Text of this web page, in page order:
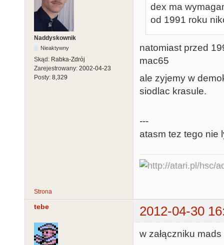
Naddyskownik
Nieaktywny
Skąd: Rabka-Zdrój
Zarejestrowany: 2002-04-23
Posty: 8,329
dex ma
od 1991 roku
natomiast przed
mac65
ale zyjemy w
siodlac krasule.
---
atasm tez tego nie
Strona
tebe 2012-04-30
w załączniku